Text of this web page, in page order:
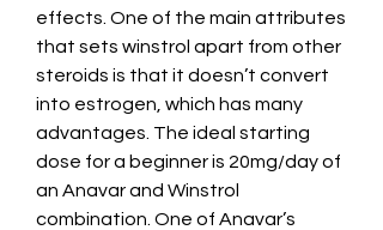
effects. One of the main attributes
that sets winstrol apart from other
steroids is that it doesn’t convert
into estrogen, which has many
advantages. The ideal starting
dose for a beginner is 20mg/day of
an Anavar and Winstrol
combination. One of Anavar’s